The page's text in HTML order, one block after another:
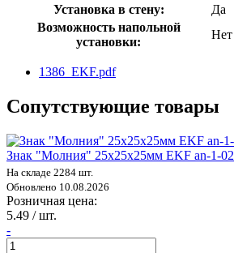
Установка в стену:
Да
Возможность напольной
установки:
Нет
1386_EKF.pdf
Сопутствующие товары
Знак "Молния" 25х25х25мм EKF an-1-02
На складе 2284 шт.
Обновлено 10.08.2026
Розничная цена:
5.49 / шт.
-